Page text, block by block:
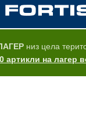
низ цела
артикли на лагер